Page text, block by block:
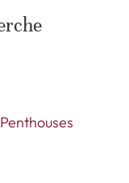
Penthouses